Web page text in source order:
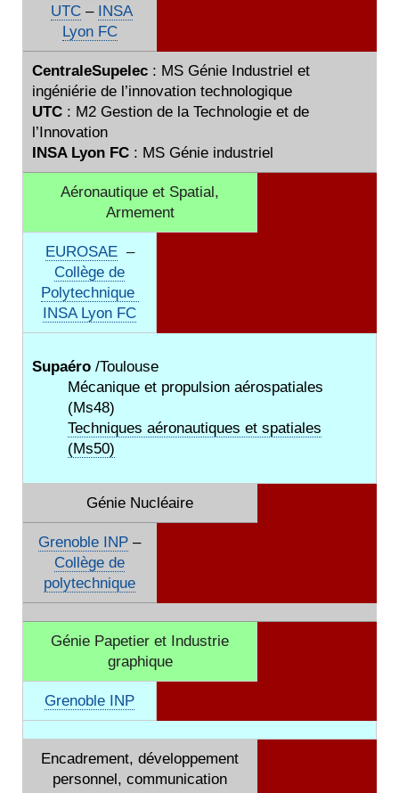
UTC – INSA
Lyon FC
CentraleSupelec : MS Génie Industriel et
ingéniérie de l’innovation technologique
UTC : M2 Gestion de la Technologie et de
l’Innovation
INSA Lyon FC : MS Génie industriel
Aéronautique et Spatial,
Armement
EUROSAE–
Collège de
Polytechnique
INSA Lyon FC
Supaéro /Toulouse
Mécanique et propulsion aérospatiales
(Ms48)
Techniques aéronautiques et spatiales
(Ms50)
Génie Nucléaire
Grenoble INP –
Collège de
polytechnique
Génie Papetier et Industrie
graphique
Grenoble INP
Encadrement, développement
personnel, communication